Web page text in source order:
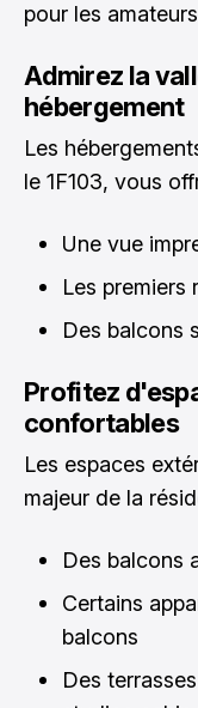
pour les
Admirez la
hébergement
Les
le 1F103, vous
Une vue
Les premiers
Des balcons
Profitez
confortables
Les espaces
majeur de la
Des balcons
Certains
balcons
Des